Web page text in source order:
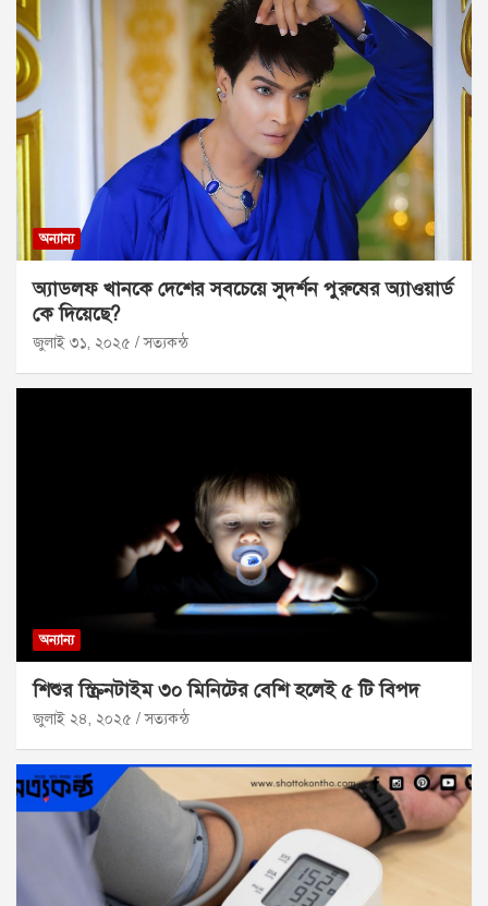
অন্যান্য
অ্যাডলফ খানকে দেশের সবচেয়ে সুদর্শন পুরুষের অ্যাওয়ার্ড
কে দিয়েছে?
জুলাই ৩১, ২০২৫ সত্যকন্ঠ
অন্যান্য
শিশুর স্ক্রিনটাইম ৩০ মিনিটের বেশি হলেই ৫ টি বিপদ
জুলাই ২৪, ২০২৫ সত্যকন্ঠ